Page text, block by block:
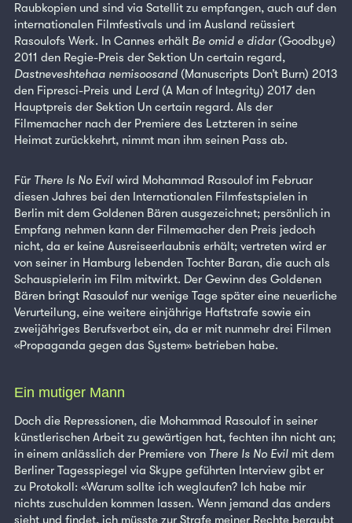
Raubkopien und sind via Satellit zu empfangen, auch auf den
internationalen Filmfestivals und im Ausland reüssiert
Rasoulofs Werk. In Cannes erhält Be omid e didar(Goodbye)
2011 den Regie-Preis der Sektion Un certain regard,
Dastneveshtehaa nemisoosand (Manuscripts Don’t Burn) 2013
den Fipresci-Preis und Lerd (A Man of Integrity) 2017 den
Hauptpreis der Sektion Un certain regard. Als der
Filmemacher nach der Premiere des Letzteren in seine
Heimat zurückkehrt, nimmt man ihm seinen Pass ab.
Für There Is No Evil wird Mohammad Rasoulof im Februar
diesen Jahres bei den Internationalen Filmfestspielen in
Berlin mit dem Goldenen Bären ausgezeichnet; persönlich in
Empfang nehmen kann der Filmemacher den Preis jedoch
nicht, da er keine Ausreiseerlaubnis erhält; vertreten wird er
von seiner in Hamburg lebenden Tochter Baran, die auch als
Schauspielerin im Film mitwirkt. Der Gewinn des Goldenen
Bären bringt Rasoulof nur wenige Tage später eine neuerliche
Verurteilung, eine weitere einjährige Haftstrafe sowie ein
zweijähriges Berufsverbot ein, da er mit nunmehr drei Filmen
«Propaganda gegen das System» betrieben habe.
Ein mutiger Mann
Doch die Repressionen, die Mohammad Rasoulof in seiner
künstlerischen Arbeit zu gewärtigen hat, fechten ihn nicht an;
in einem anlässlich der Premiere von There Is No Evil mit dem
Berliner Tagesspiegel via Skype geführten Interview gibt er
zu Protokoll: «Warum sollte ich weglaufen? Ich habe mir
nichts zuschulden kommen lassen. Wenn jemand das anders
sieht und findet, ich müsste zur Strafe meiner Rechte beraubt